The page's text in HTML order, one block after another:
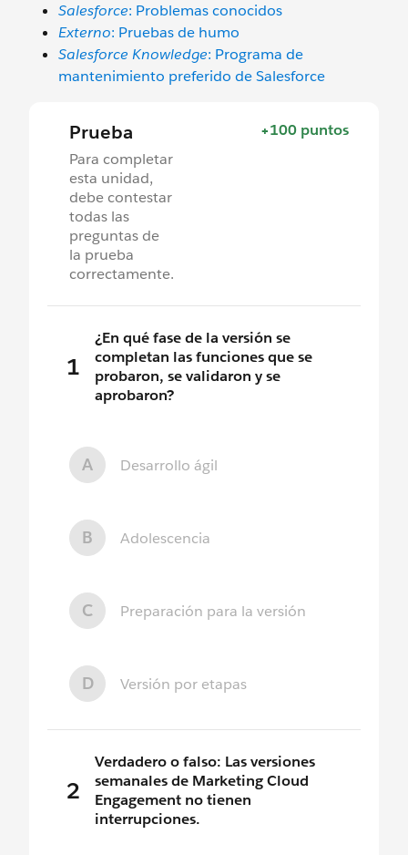
Salesforce: Problemas conocidos
Externo: Pruebas de humo
Salesforce Knowledge: Programa de
mantenimiento preferido de Salesforce